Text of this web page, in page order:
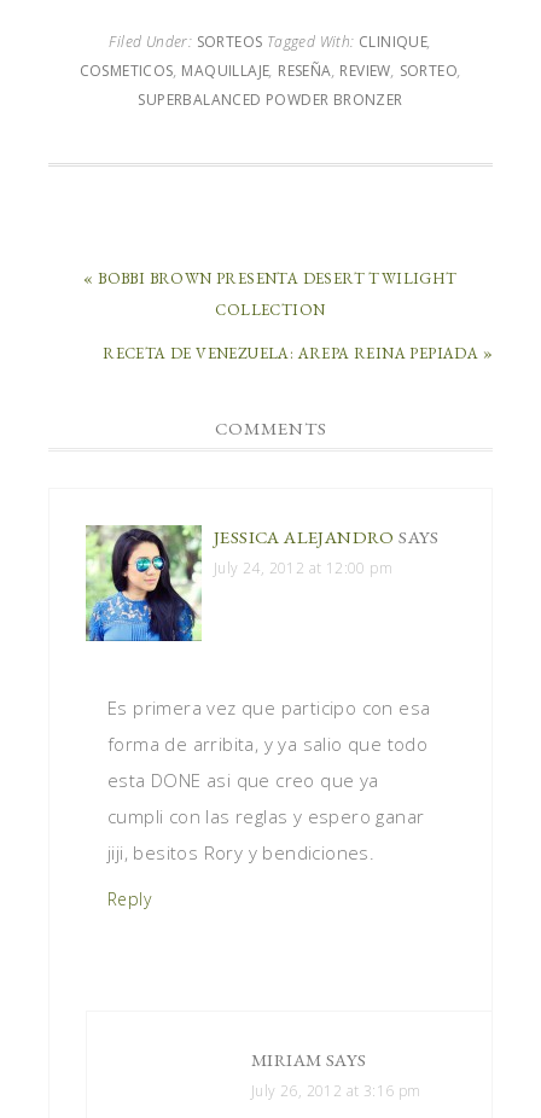
Filed Under: SORTEOS Tagged With: CLINIQUE,
COSMETICOS, MAQUILLAJE, RESEÑA, REVIEW, SORTEO,
SUPERBALANCED POWDER BRONZER
« BOBBI BROWN PRESENTA DESERT TWILIGHT
COLLECTION
RECETA DE VENEZUELA: AREPA REINA PEPIADA »
COMMENTS
JESSICA ALEJANDRO SAYS
July 24, 2012 at 12:00 pm
Es primera vez que participo con esa
forma de arribita, y ya salio que todo
esta DONE asi que creo que ya
cumpli con las reglas y espero ganar
jiji, besitos Rory y bendiciones.
Reply
MIRIAM SAYS
July 26, 2012 at 3:16 pm